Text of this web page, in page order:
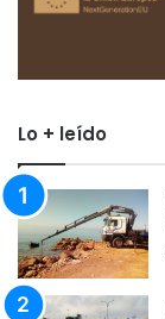
Lo + leído